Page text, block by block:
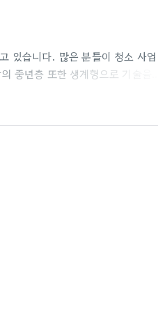
있습니다. 많은 분들이 청소 사업
중년층 또한 생계형으로 기술을
인을 설립할 때 필요한 요건은 다
니다. 사무실 주소: 꼭 사무실이 필